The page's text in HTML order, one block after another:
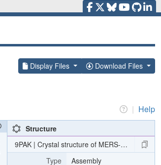
Display Files Download Files
| Help
Structure
9PAK | Crystal structure of MERS-CoV
Type
Assembly